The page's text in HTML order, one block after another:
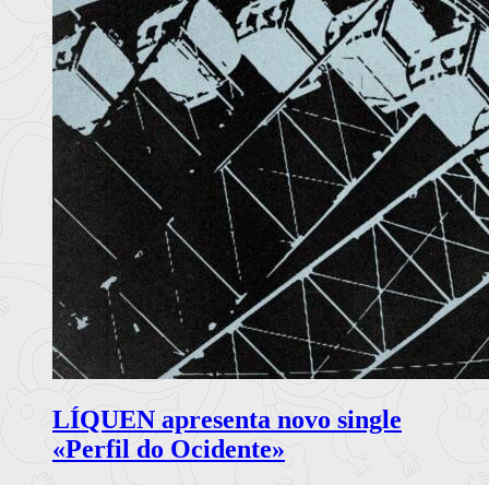
LÍQUEN apresenta novo single
«Perfil do Ocidente»